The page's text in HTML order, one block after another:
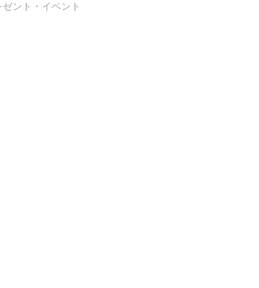
ント・イベント